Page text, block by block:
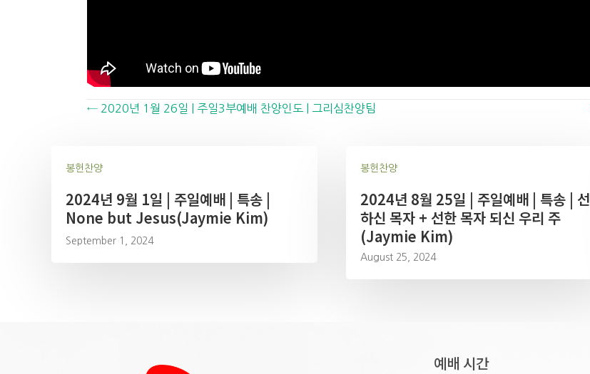
Posts
← 2020년 1월 26일 | 주일3부예배 찬양인도 | 그리심찬양팀
봉헌찬양
2024년 9월 1일 | 주일예배 | 특송 |
None but Jesus(Jaymie Kim)
September 1, 2024
봉헌찬양
2024년 8월 25일 | 주일예배 | 특송 | 선
하신 목자 + 선한 목자 되신 우리 주
(Jaymie Kim)
August 25, 2024
예배 시간